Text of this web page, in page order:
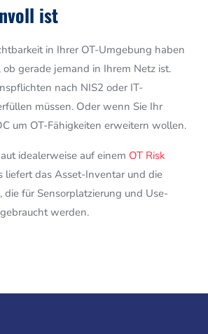
ist
in Ihrer OT-Umgebung haben
gerade jemand in Ihrem Netz ist.
nach NIS2 oder IT-
müssen. Oder wenn Sie Ihr
um OT-Fähigkeiten erweitern wollen.
idealerweise auf einem OT Risk
liefert das Asset-Inventar und die
die für Sensorplatzierung und Use-
werden.